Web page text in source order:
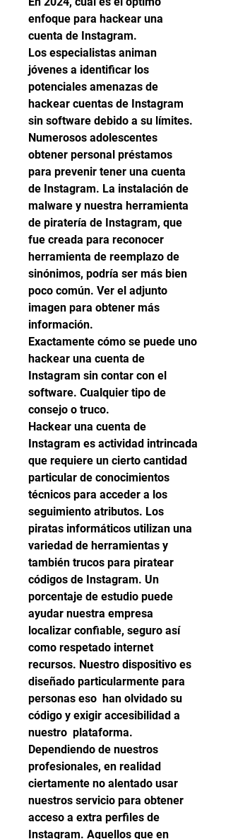
enfoque para hackear una
cuenta de Instagram.
Los especialistas animan
jóvenes a identificar los
potenciales amenazas de
hackear cuentas de Instagram
sin software debido a su límites.
Numerosos adolescentes
obtener personal préstamos
para prevenir tener una cuenta
de Instagram. La instalación de
malware y nuestra herramienta
de piratería de Instagram, que
fue creada para reconocer
herramienta de reemplazo de
sinónimos, podría ser más bien
poco común. Ver el adjunto
imagen para obtener más
información.
Exactamente cómo se puede uno
hackear una cuenta de
Instagram sin contar con el
software. Cualquier tipo de
consejo o truco.
Hackear una cuenta de
Instagram es actividad intrincada
que requiere un cierto cantidad
particular de conocimientos
técnicos para acceder a los
seguimiento atributos. Los
piratas informáticos utilizan una
variedad de herramientas y
también trucos para piratear
códigos de Instagram. Un
porcentaje de estudio puede
ayudar nuestra empresa
localizar confiable, seguro así
como respetado internet
recursos. Nuestro dispositivo es
diseñado particularmente para
personas eso  han olvidado su
código y exigir accesibilidad a
nuestro  plataforma.
Dependiendo de nuestros
profesionales, en realidad
ciertamente no alentado usar
nuestros servicio para obtener
acceso a extra perfiles de
Instagram. Aquellos que en